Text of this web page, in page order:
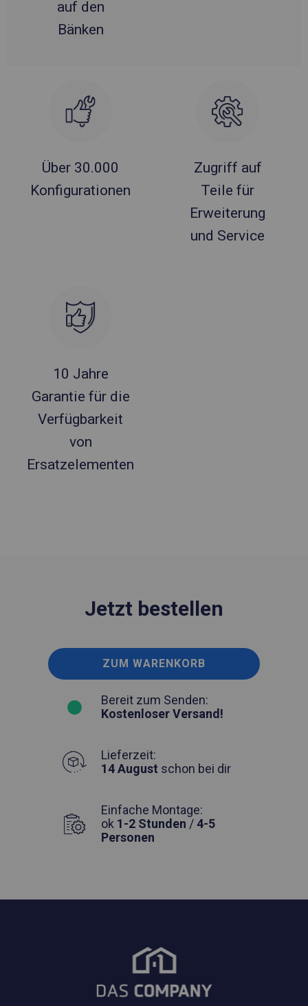
auf den
Bänken
Über 30.000
Konfigurationen
Zugriff auf
Teile für
Erweiterung
und Service
10 Jahre
Garantie für die
Verfügbarkeit
von
Ersatzelementen
Jetzt bestellen
ZUM WARENKORB
Bereit zum Senden:
Kostenloser Versand!
Lieferzeit:
14 August schon bei dir
Einfache Montage:
ok 1-2 Stunden /4-5
Personen